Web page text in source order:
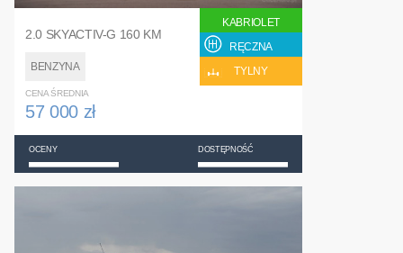
2.0 SKYACTIV-G 160 KM
BENZYNA
KABRIOLET
RĘCZNA
TYLNY
CENA ŚREDNIA
57 000 zł
OCENY DOSTĘPNOŚĆ